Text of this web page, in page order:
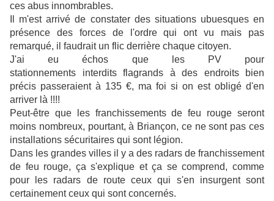
ces abus innombrables.
Il m'est arrivé de constater des situations ubuesques en
présence des forces de l'ordre qui ont vu mais pas
remarqué, il faudrait un flic derrière chaque citoyen.
J'ai eu échos que les PV pour
stationnements interdits flagrands à des endroits bien
précis passeraient à 135 €, ma foi si on est obligé d'en
arriver là !!!!
Peut-être que les franchissements de feu rouge seront
moins nombreux, pourtant, à Briançon, ce ne sont pas ces
installations sécuritaires qui sont légion.
Dans les grandes villes il y a des radars de franchissement
de feu rouge, ça s'explique et ça se comprend, comme
pour les radars de route ceux qui s'en insurgent sont
certainement ceux qui sont concernés.